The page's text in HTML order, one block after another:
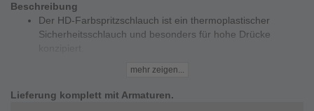
Beschreibung
Der HD-Farbspritzschlauch ist ein thermoplastischer
Sicherheitsschlauch und besonders für hohe Drücke
Beständigkeit bei Lacken, Lösemitteln und Mineralölen auf.
Der geringe Fließwiderstand ermöglicht eine hohe
Fließgeschwindigkeit.
mehr zeigen...
Lieferung komplett mit Armaturen.